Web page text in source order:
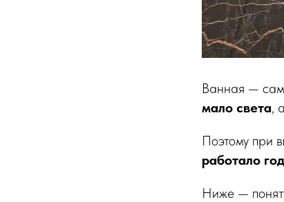
Ванная —
мало света,
Поэтому при
работало
Ниже —